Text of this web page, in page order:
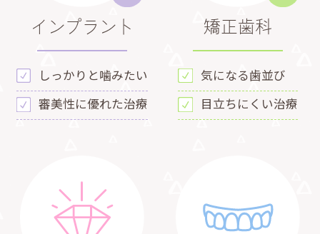
インプラント
しっかりと噛みたい
審美性に優れた治療
矯正歯科
気になる歯並び
目立ちにくい治療